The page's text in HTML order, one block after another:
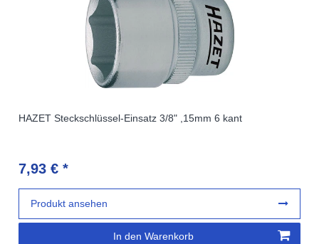
HAZET Steckschlüssel-Einsatz 3/8" ,15mm 6 kant
7,93 € *
In den Warenkorb
Produkt ansehen